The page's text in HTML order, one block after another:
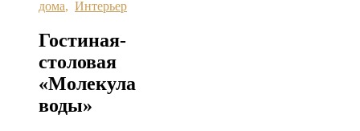
дома, Интерьер
Гостиная-
столовая
«Молекула
воды»